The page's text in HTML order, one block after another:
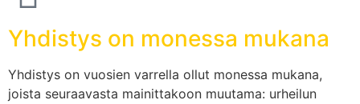
Yhdistys on monessa mukana
Yhdistys on vuosien varrella ollut monessa mukana,
joista seuraavasta mainittakoon muutama: urheilun